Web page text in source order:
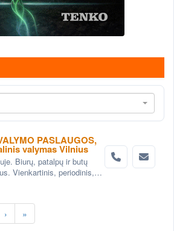
PASLAUGOS,
valymas Vilnius
Biurų, patalpų ir butų
Vienkartinis, periodinis,
› »